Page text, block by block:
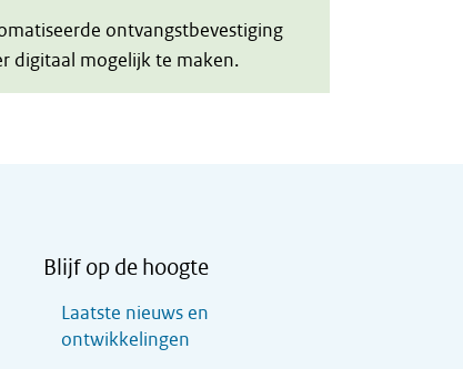
ontvangstbevestiging
digitaal mogelijk te maken.
Blijf op de hoogte
Laatste nieuws en
ontwikkelingen